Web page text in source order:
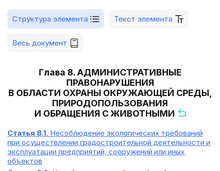
Структура элемента Текст элемента
Весь документ
Глава 8. АДМИНИСТРАТИВНЫЕ
ПРАВОНАРУШЕНИЯ
В ОБЛАСТИ ОХРАНЫ ОКРУЖАЮЩЕЙ СРЕДЫ,
ПРИРОДОПОЛЬЗОВАНИЯ
И ОБРАЩЕНИЯ С ЖИВОТНЫМИ
Статья 8.1. Несоблюдение экологических требований
при осуществлении градостроительной деятельности и
эксплуатации предприятий, сооружений или иных
объектов